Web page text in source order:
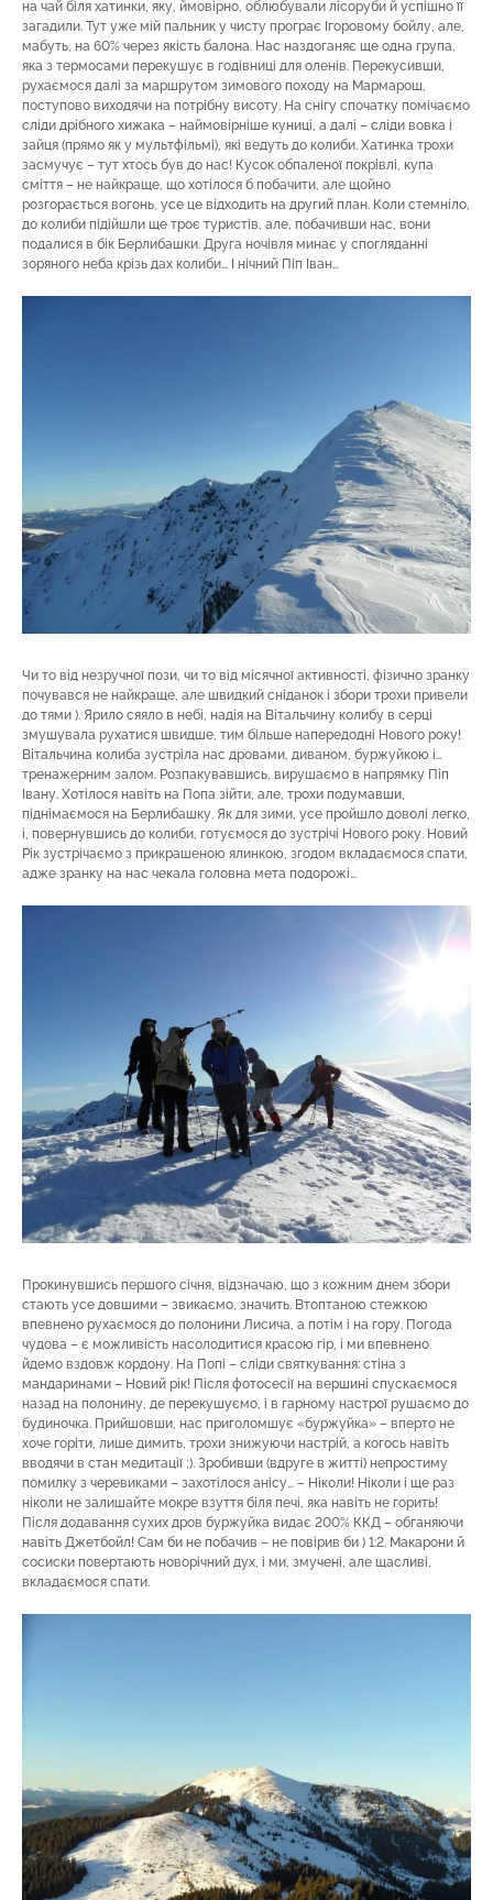
на чай біля хатинки, яку, ймовірно, облюбували лісоруби й успішно її
загадили. Тут уже мій пальник у чисту програє Ігоровому бойлу, але,
мабуть, на 60% через якість балона. Нас наздоганяє ще одна група,
яка з термосами перекушує в годівниці для оленів. Перекусивши,
рухаємося далі за маршрутом зимового походу на Мармарош,
поступово виходячи на потрібну висоту. На снігу спочатку помічаємо
сліди дрібного хижака – наймовірніше куниці, а далі – сліди вовка і
зайця (прямо як у мультфільмі), які ведуть до колиби. Хатинка трохи
засмучує – тут хтось був до нас! Кусок обпаленої покрівлі, купа
сміття – не найкраще, що хотілося б побачити, але щойно
розгорається вогонь, усе це відходить на другий план. Коли стемніло,
до колиби підійшли ще троє туристів, але, побачивши нас, вони
подалися в бік Берлибашки. Друга ночівля минає у спогляданні
зоряного неба крізь дах колиби… І нічний Піп Іван…
Чи то від незручної пози, чи то від місячної активності, фізично зранку
почувався не найкраще, але швидкий сніданок і збори трохи привели
до тями ). Ярило сяяло в небі, надія на Вітальчину колибу в серці
змушувала рухатися швидше, тим більше напередодні Нового року!
Вітальчина колиба зустріла нас дровами, диваном, буржуйкою і…
тренажерним залом. Розпакувавшись, вирушаємо в напрямку Піп
Івану. Хотілося навіть на Попа зійти, але, трохи подумавши,
піднімаємося на Берлибашку. Як для зими, усе пройшло доволі легко,
і, повернувшись до колиби, готуємося до зустрічі Нового року. Новий
Рік зустрічаємо з прикрашеною ялинкою, згодом вкладаємося спати,
адже зранку на нас чекала головна мета подорожі…
Прокинувшись першого січня, відзначаю, що з кожним днем збори
стають усе довшими – звикаємо, значить. Втоптаною стежкою
впевнено рухаємося до полонини Лисича, а потім і на гору. Погода
чудова – є можливість насолодитися красою гір, і ми впевнено
йдемо вздовж кордону. На Попі – сліди святкування: стіна з
мандаринами – Новий рік! Після фотосесії на вершині спускаємося
назад на полонину, де перекушуємо, і в гарному настрої рушаємо до
будиночка. Прийшовши, нас приголомшує «буржуйка» – вперто не
хоче горіти, лише димить, трохи знижуючи настрій, а когось навіть
вводячи в стан медитації ;). Зробивши (вдруге в житті) непростиму
помилку з черевиками – захотілося анісу… – Ніколи! Ніколи і ще раз
ніколи не залишайте мокре взуття біля печі, яка навіть не горить!
Після додавання сухих дров буржуйка видає 200% ККД – обганяючи
навіть Джетбойл! Сам би не побачив – не повірив би ) 1:2. Макарони й
сосиски повертають новорічний дух, і ми, змучені, але щасливі,
вкладаємося спати.